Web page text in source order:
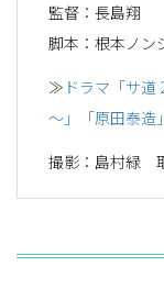
監督：長島翔
脚本：根本ノン
≫ ドラマ「サ道
～」「原田泰造
撮影：島村緑